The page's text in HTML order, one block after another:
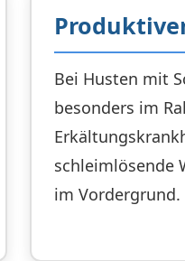
Bei Husten mit
besonders im
schleimlösende
im Vordergrund.